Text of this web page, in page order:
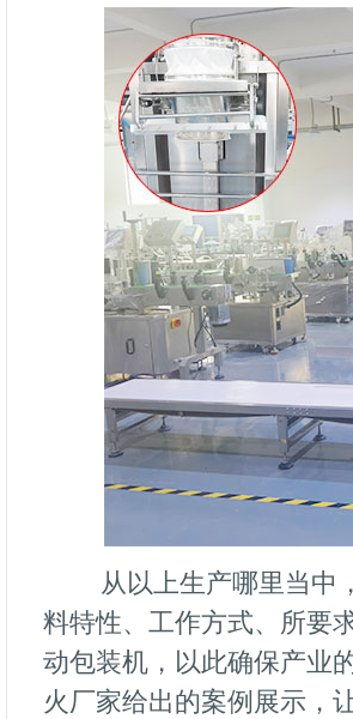
从以上生产哪里当中
料特性、工作方式、所要
动包装机，以此确保产业
火厂家给出的案例展示，